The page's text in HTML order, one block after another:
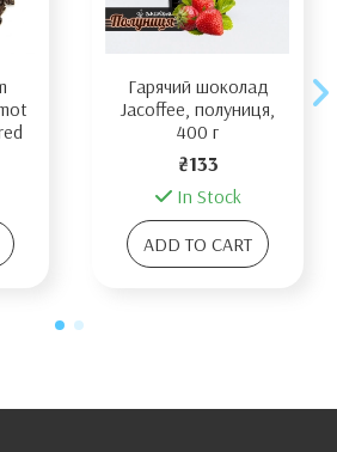
Гарячий шоколад
Jacoffee, полуниця,
400 г
₴133
In Stock
ADD TO CART